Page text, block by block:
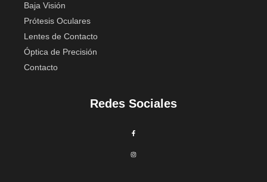
Baja Visión
Prótesis Oculares
Lentes de Contacto
Óptica de Precisión
Contacto
Redes Sociales